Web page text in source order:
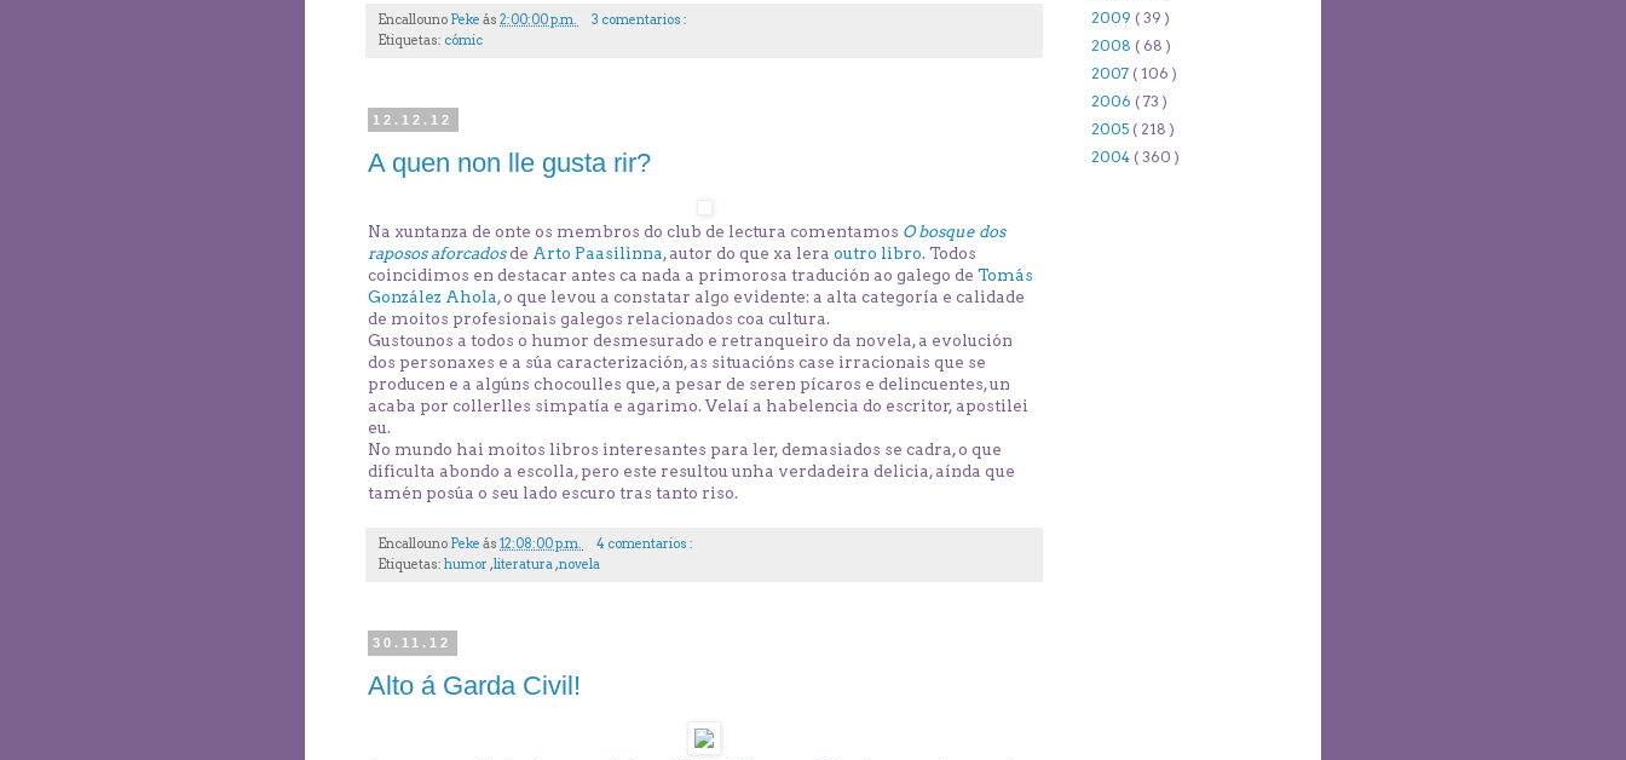
Encallouno Peke ás 2:00:00 p.m.
3 comentarios :
Etiquetas: cómic
12.12.12
A quen non lle gusta rir?
Na xuntanza de onte os membros do club de lectura comentamos O bosque dos
raposos aforcadosde Arto Paasilinna, autor do que xa lera outro libro. Todos
coincidimos en destacar antes ca nada a primorosa tradución ao galego de Tomás
González Ahola, o que levou a constatar algo evidente: a alta categoría e calidade
de moitos profesionais galegos relacionados coa cultura.
Gustounos a todos o humor desmesurado e retranqueiro da novela, a evolución
dos personaxes e a súa caracterización, as situacións case irracionais que se
producen e a algúns chocoulles que, a pesar de seren pícaros e delincuentes, un
acaba por collerlles simpatía e agarimo. Velaí a habelencia do escritor, apostilei
eu.
No mundo hai moitos libros interesantes para ler, demasiados se cadra, o que
dificulta abondo a escolla, pero este resultou unha verdadeira delicia, aínda que
tamén posúa o seu lado escuro tras tanto riso.
Encallouno Peke ás 12:08:00 p.m.
4 comentarios :
Etiquetas: humor ,literatura,novela
30.11.12
Alto á Garda Civil!
2009 ( 39 )
2008 ( 68 )
2007 ( 106 )
2006 ( 73 )
2005 ( 218 )
2004 ( 360 )